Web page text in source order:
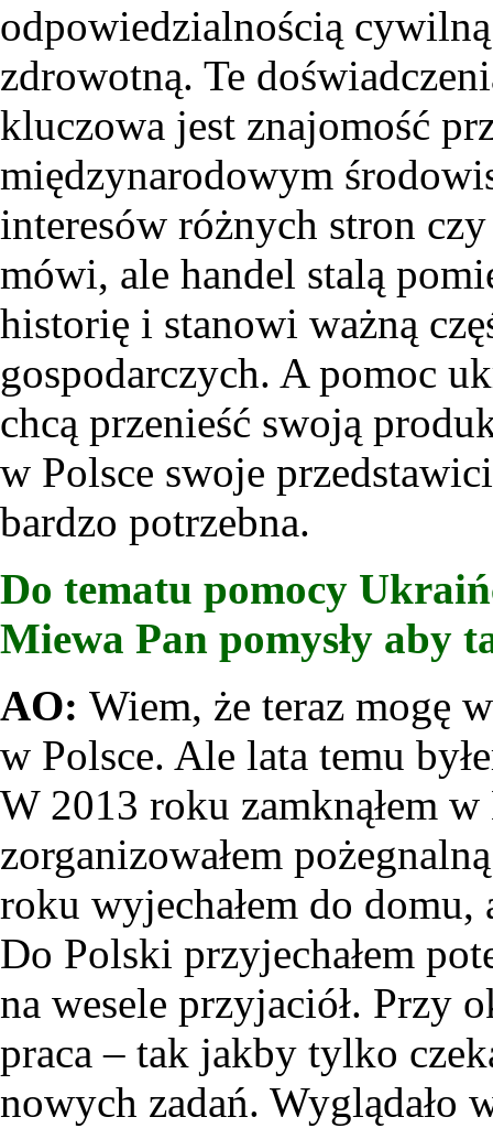
odpowiedzialnością
zdrowotną. Te
kluczowa jest znajomość
międzynarodowym
interesów różnych stron
mówi, ale handel stalą
historię i stanowi ważną
gospodarczych. A pomoc
chcą przenieść swoją
w Polsce swoje
bardzo potrzebna.
Do tematu pomocy
Miewa Pan pomysły aby
AO: Wiem, że teraz mogę
w Polsce. Ale lata temu
W 2013 roku zamknąłem
zorganizowałem
roku wyjechałem do domu,
Do Polski przyjechałem
na wesele przyjaciół. Przy
praca – tak jakby tylko
nowych zadań. Wyglądało